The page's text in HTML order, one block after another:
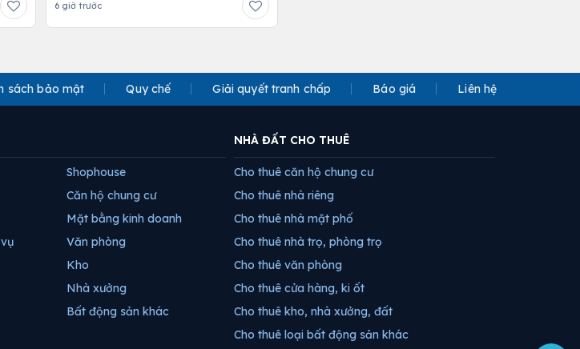
6 giờ trước
sách bảo mật Quy chế Giải quyết tranh chấp Báo giá Liên hệ
Shophouse
Căn hộ chung cư
Mặt bằng kinh doanh
Văn phòng
Kho
Nhà xưởng
Bất động sản khác
NHÀ ĐẤT CHO THUÊ
Cho thuê căn hộ chung cư
Cho thuê nhà riêng
Cho thuê nhà mặt phố
Cho thuê nhà trọ, phòng trọ
Cho thuê văn phòng
Cho thuê cửa hàng, ki ốt
Cho thuê kho, nhà xưởng, đất
Cho thuê loại bất động sản khác